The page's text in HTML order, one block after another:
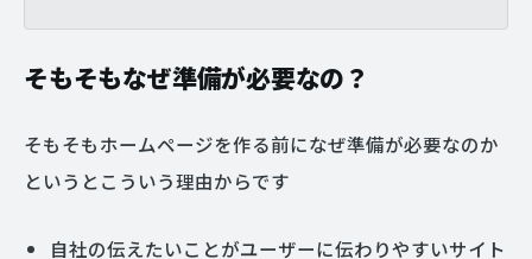
そもそもなぜ準備が必要なの？
そもそもホームページを作る前になぜ準備が必要なのか
というとこういう理由からです
自社の伝えたいことがユーザーに伝わりやすいサイト